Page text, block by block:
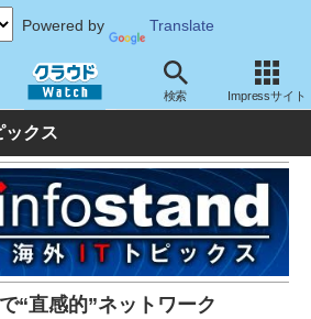
Powered by Translate
検索 Impressサイト
業界動向
ックス
“直感的”ネットワーク